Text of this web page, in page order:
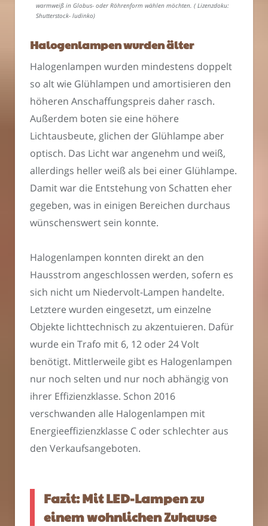
warmweiß in Globus- oder Röhrenform wählen möchten. ( Lizenzdoku:
Shutterstock- ludinko)
Halogenlampen wurden älter
Halogenlampen wurden mindestens doppelt
so alt wie Glühlampen und amortisieren den
höheren Anschaffungspreis daher rasch.
Außerdem boten sie eine höhere
Lichtausbeute, glichen der Glühlampe aber
optisch. Das Licht war angenehm und weiß,
allerdings heller weiß als bei einer Glühlampe.
Damit war die Entstehung von Schatten eher
gegeben, was in einigen Bereichen durchaus
wünschenswert sein konnte.
Halogenlampen konnten direkt an den
Hausstrom angeschlossen werden, sofern es
sich nicht um Niedervolt-Lampen handelte.
Letztere wurden eingesetzt, um einzelne
Objekte lichttechnisch zu akzentuieren. Dafür
wurde ein Trafo mit 6, 12 oder 24 Volt
benötigt. Mittlerweile gibt es Halogenlampen
nur noch selten und nur noch abhängig von
ihrer Effizienzklasse. Schon 2016
verschwanden alle Halogenlampen mit
Energieeffizienzklasse C oder schlechter aus
den Verkaufsangeboten.
Fazit: Mit LED-Lampen zu
einem wohnlichen Zuhause